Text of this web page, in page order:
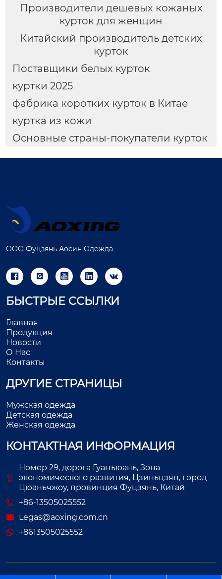
Производители дешевых кожаных
курток для женщин
Китайский производитель детских
курток
Поставщики белых курток
куртки 2025
фабрика коротких курток в Китае
куртка из кожи
Основные страны-покупатели курток
ООО Фуцзянь Аосин Одежда
    
БЫСТРЫЕ ССЫЛКИ
Главная
Продукция
Новости
О Нас
Контакты
ДРУГИЕ СТРАНИЦЫ
Мужская одежда
Детская одежда
Женская одежда
КОНТАКТНАЯ ИНФОРМАЦИЯ
Номер 29, дорога Гуанъюань, Зона
экономического развития, Цзиньцзян, город
Цюаньчжоу, провинция Фуцзянь, Китай
+86-13505025552
Legas@aoxing.com.cn
+8613505025552